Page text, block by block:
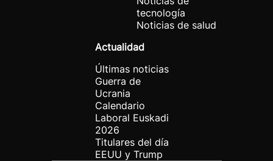
tecnología
Noticias de salud
Actualidad
Últimas noticias
Guerra de
Ucrania
Calendario
Laboral Euskadi
2026
Titulares del día
EEUU y Trump